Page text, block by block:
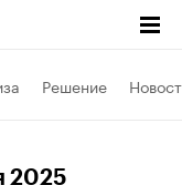
Решение
2025